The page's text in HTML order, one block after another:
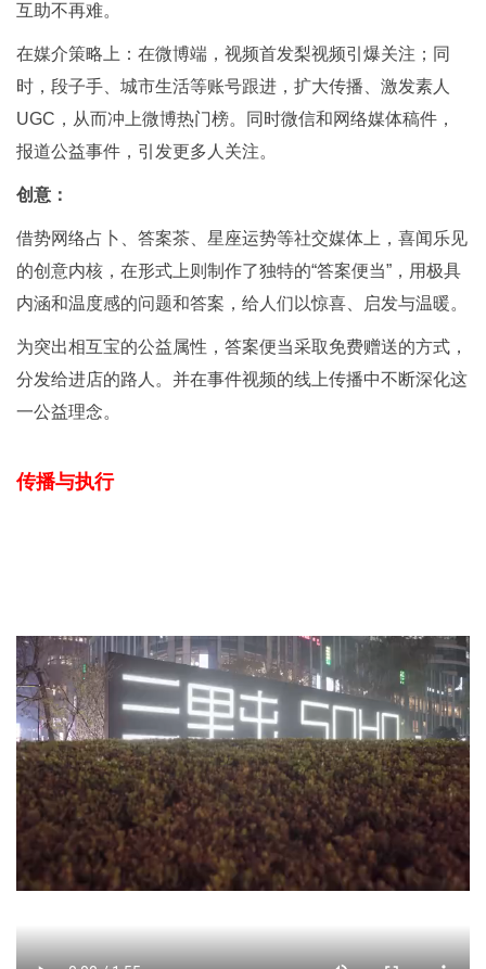
互助不再难。
在媒介策略上：在微博端，视频首发梨视频引爆关注；同
时，段子手、城市生活等账号跟进，扩大传播、激发素人
UGC，从而冲上微博热门榜。同时微信和网络媒体稿件，
报道公益事件，引发更多人关注。
创意：
借势网络占卜、答案茶、星座运势等社交媒体上，喜闻乐见
的创意内核，在形式上则制作了独特的“答案便当”，用极具
内涵和温度感的问题和答案，给人们以惊喜、启发与温暖。
为突出相互宝的公益属性，答案便当采取免费赠送的方式，
分发给进店的路人。并在事件视频的线上传播中不断深化这
一公益理念。
传播与执行